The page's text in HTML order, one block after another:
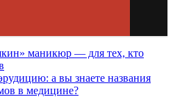
маникюр — для тех, кто
а вы знаете названия
в медицине?